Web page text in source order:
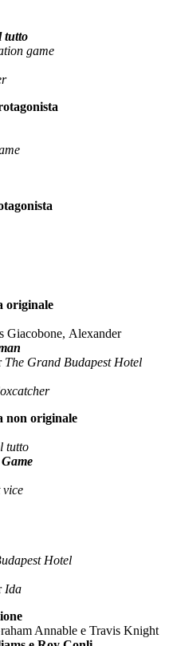
tutto
game
originale
Giacobone, Alexander
The Grand Budapest Hotel
non originale
tutto
vice
Hotel
Ida
Annable e Travis Knight